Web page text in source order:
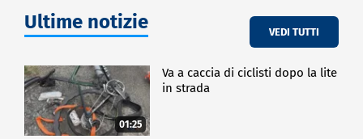
Ultime notizie VEDI TUTTI
01:25
Va a caccia di ciclisti dopo la lite
in strada